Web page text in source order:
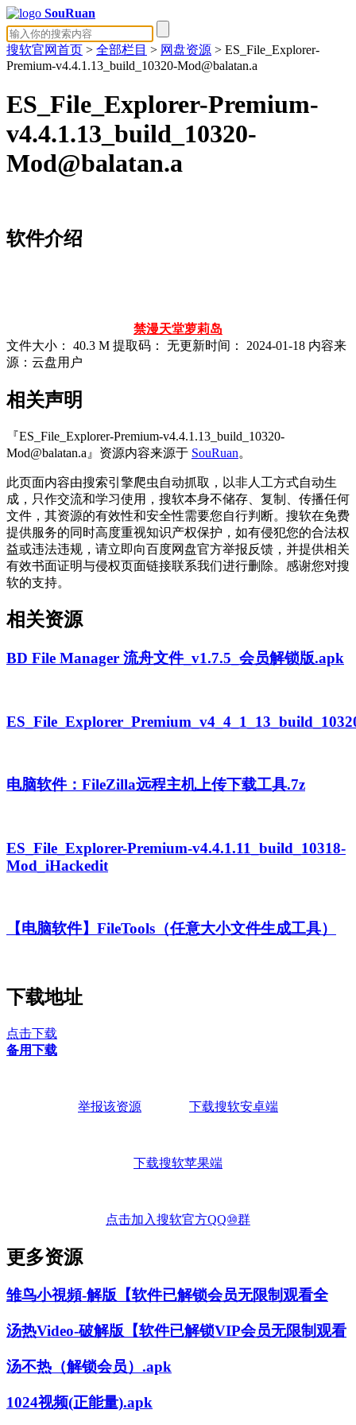
SouRuan
搜软官网首页 > 全部栏目 > 网盘资源 > ES_File_Explorer-
Premium-v4.4.1.13_build_10320-Mod@balatan.a
ES_File_Explorer-Premium-
v4.4.1.13_build_10320-
Mod@balatan.a
软件介绍
禁漫天堂萝莉岛
文件大小：
40.3 M 提取码： 无更新时间： 2024-01-18 内容来
源：云盘用户
相关声明
『ES_File_Explorer-Premium-v4.4.1.13_build_10320-
Mod@balatan.a』资源内容来源于 SouRuan。
此页面内容由搜索引擎爬虫自动抓取，以非人工方式自动生
成，只作交流和学习使用，搜软本身不储存、复制、传播任何
文件，其资源的有效性和安全性需要您自行判断。搜软在免费
提供服务的同时高度重视知识产权保护，如有侵犯您的合法权
益或违法违规，请立即向百度网盘官方举报反馈，并提供相关
有效书面证明与侵权页面链接联系我们进行删除。感谢您对搜
软的支持。
相关资源
BD File Manager 流舟文件_v1.7.5_会员解锁版.apk
电脑软件：FileZilla远程主机上传下载工具.7z
ES_File_Explorer-Premium-v4.4.1.11_build_10318-
Mod_iHackedit
【电脑软件】FileTools（任意大小文件生成工具）
下载地址
点击下载
备用下载
举报该资源 下载搜软安卓端
下载搜软苹果端
点击加入搜软官方QQ⑩群
更多资源
雏鸟小視頻-解版【软件已解锁会员无限制观看全
汤热Video-破解版【软件已解锁VIP会员无限制观看
汤不热（解锁会员）.apk
1024视频(正能量).apk